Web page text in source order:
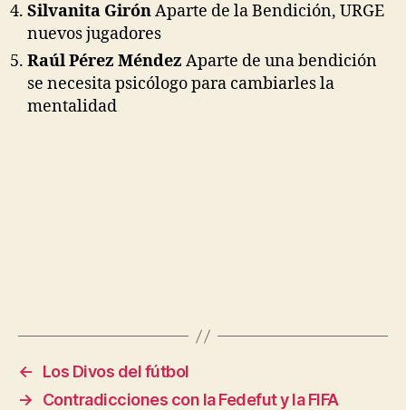
Silvanita GirónAparte de la Bendición, URGE
nuevos jugadores
Raúl Pérez Méndez Aparte de una bendición
se necesita psicólogo para cambiarles la
mentalidad
←
Los Divos del fútbol
→
Contradicciones con la Fedefut y la FIFA